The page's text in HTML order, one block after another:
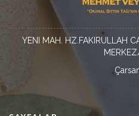
YENI MAH. HZ.FAKIRULLAH